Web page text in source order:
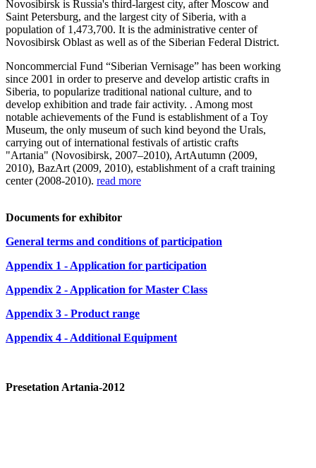
Novosibirsk is Russia's third-largest city, after Moscow and
Saint Petersburg, and the largest city of Siberia, with a
population of 1,473,700. It is the administrative center of
Novosibirsk Oblast as well as of the Siberian Federal District.
Noncommercial Fund “Siberian Vernisage” has been working
since 2001 in order to preserve and develop artistic crafts in
Siberia, to popularize traditional national culture, and to
develop exhibition and trade fair activity. . Among most
notable achievements of the Fund is establishment of a Toy
Museum, the only museum of such kind beyond the Urals,
carrying out of international festivals of artistic crafts
"Artania" (Novosibirsk, 2007–2010), ArtAutumn (2009,
2010), BazArt (2009, 2010), establishment of a craft training
center (2008-2010). read more
Documents for exhibitor
General terms and conditions of participation
Appendix 1 - Application for participation
Appendix 2 - Application for Master Class
Appendix 3 - Product range
Appendix 4 - Additional Equipment
Presetation Artania-2012